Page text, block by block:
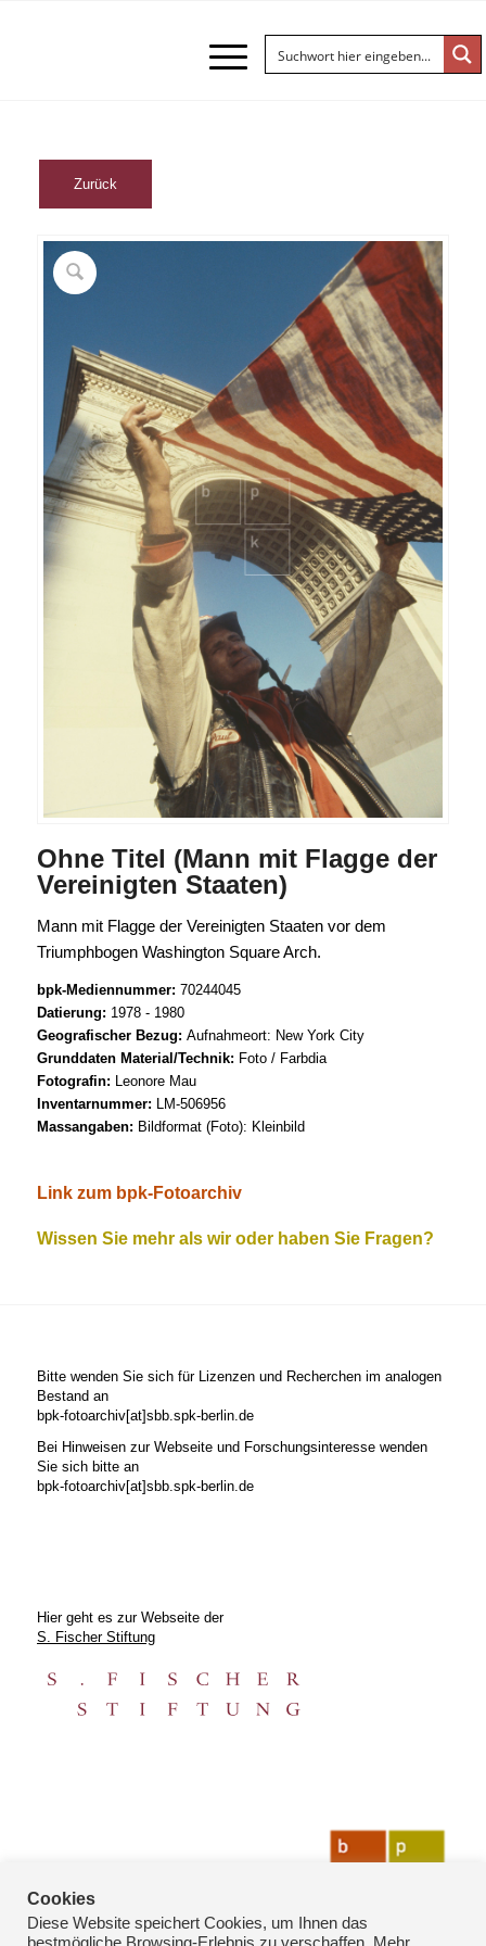
Ohne Titel (Mann mit Flagge der
Vereinigten Staaten)
Mann mit Flagge der Vereinigten Staaten vor dem
Triumphbogen Washington Square Arch.
bpk-Mediennummer: 70244045
Datierung: 1978 - 1980
Geografischer Bezug: Aufnahmeort: New York City
Grunddaten Material/Technik: Foto / Farbdia
Fotografin: Leonore Mau
Inventarnummer: LM-506956
Massangaben: Bildformat (Foto): Kleinbild
Link zum bpk-Fotoarchiv
Wissen Sie mehr als wir oder haben Sie Fragen?
Bitte wenden Sie sich für Lizenzen und Recherchen im analogen
Bestand an
bpk-fotoarchiv[at]sbb.spk-berlin.de
Bei Hinweisen zur Webseite und Forschungsinteresse wenden
Sie sich bitte an
bpk-fotoarchiv[at]sbb.spk-berlin.de
Hier geht es zur Webseite der
S. Fischer Stiftung
Cookies
Diese Website speichert Cookies, um Ihnen das